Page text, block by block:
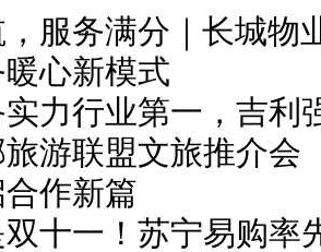
服务满分｜长城物
心新模式
力行业第一，吉利
游联盟文旅推介会
作新篇
十一！苏宁易购率